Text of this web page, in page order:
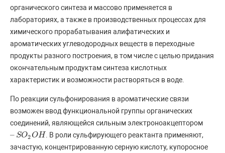
органического синтеза и массово применяется в
лабораториях, а также в производственных процессах для
химического прорабатывания алифатических и
ароматических углеводородных веществ в переходные
продукты разного построения, в том числе с целью придания
окончательным продуктам синтеза кислотных
характеристик и возможности растворяться в воде.
По реакции сульфонирования в ароматические связи
возможен ввод функциональной группы органических
соединений, являющейся сильным электроноакцептором
– SO2OH
–SO2OH
. В роли сульфирующего реактанта применяют,
зачастую, концентрированную серную кислоту, купоросное